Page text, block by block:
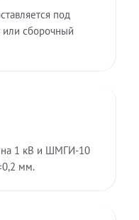
под
или сборочный
на 1 кВ и ШМГИ-10
мм.